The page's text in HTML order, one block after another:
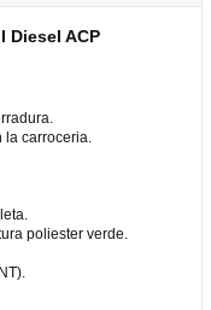
Diesel ACP
carroceria.
poliester verde.